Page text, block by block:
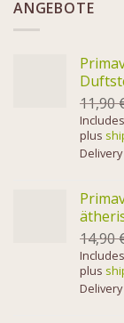
ANGEBOTE
11,90
plus
14,90
plus